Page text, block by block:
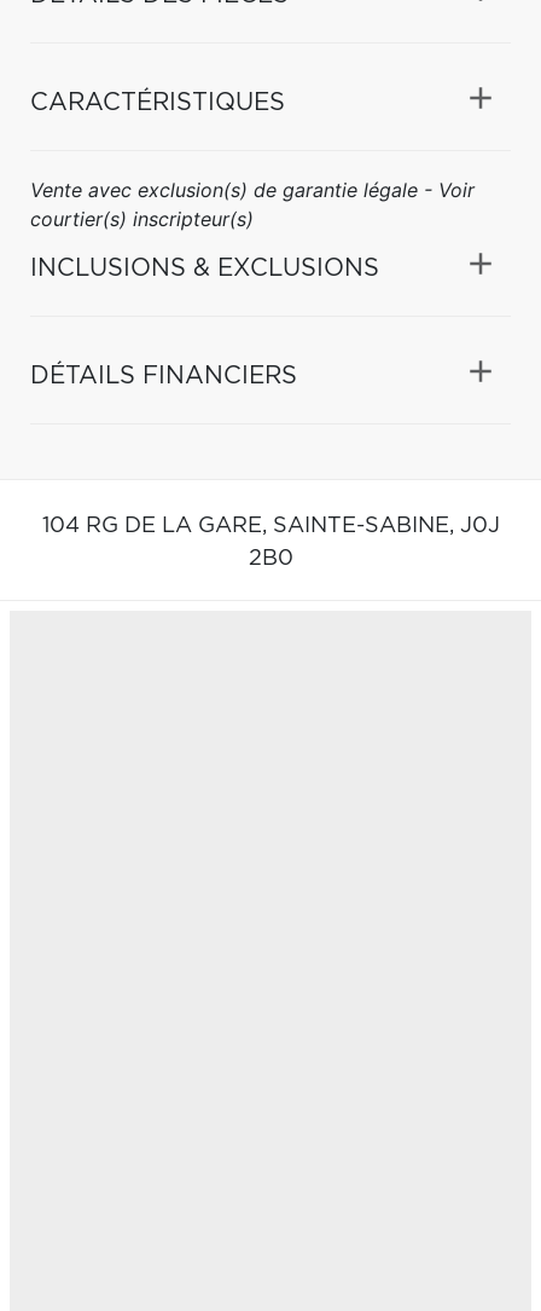
CARACTÉRISTIQUES
Vente avec exclusion(s) de garantie légale - Voir
courtier(s) inscripteur(s)
INCLUSIONS & EXCLUSIONS
DÉTAILS FINANCIERS
104 RG DE LA GARE, SAINTE-SABINE, J0J
2B0